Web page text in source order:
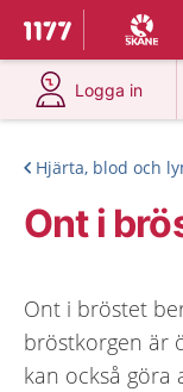
Till startsidan för
Du har
Logga in
på 1177.se
Hjärta, blod och
Ont i
Ont i bröstet
bröstkorgen är
kan också göra